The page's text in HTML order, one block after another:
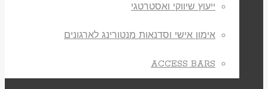
ייעוץ שיווקי ואסטרטגי
אימון אישי וסדנאות מנטורינג לארגונים
ACCESS BARS